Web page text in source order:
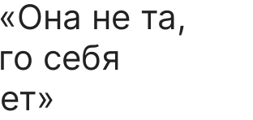
не та,
себя